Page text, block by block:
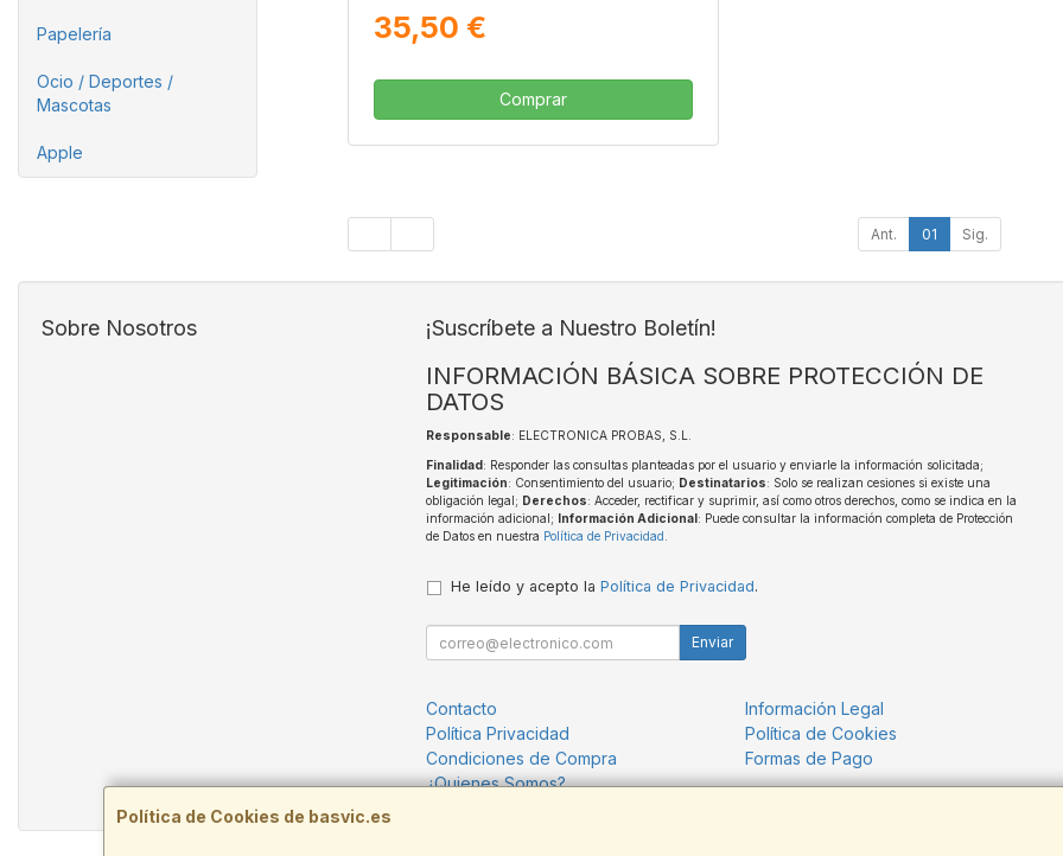
Papelería
Ocio / Deportes /
Mascotas
Apple
35,50 €
Comprar
Ant. 01 Sig.
Política de Cookies de basvic.es
Sobre Nosotros ¡Suscríbete a Nuestro Boletín!
INFORMACIÓN BÁSICA SOBRE PROTECCIÓN DE
DATOS
Responsable: ELECTRONICA PROBAS, S.L.
Finalidad: Responder las consultas planteadas por el usuario y enviarle la información solicitada;
Legitimación: Consentimiento del usuario; Destinatarios: Solo se realizan cesiones si existe una
obligación legal; Derechos: Acceder, rectificar y suprimir, así como otros derechos, como se indica en la
información adicional; Información Adicional: Puede consultar la información completa de Protección
de Datos en nuestra Política de Privacidad
He leído y acepto la Política de Privacidad.
Enviar
Contacto
Información Legal
Política Privacidad
Política de Cookies
Condiciones de Compra
Formas de Pago
¿Quienes Somos?